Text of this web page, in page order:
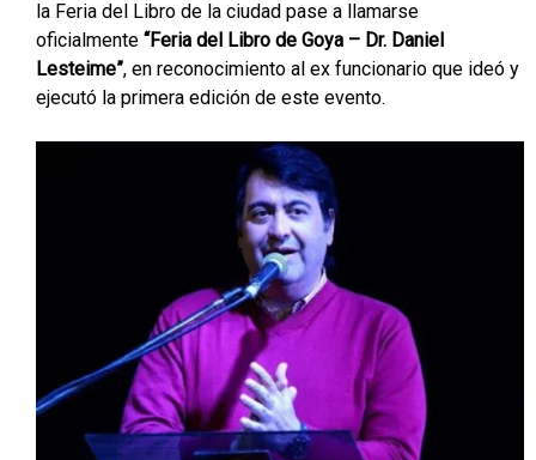
la Feria del Libro de la ciudad pase a llamarse
oficialmente “Feria del Libro de Goya – Dr. Daniel
Lesteime”, en reconocimiento al ex funcionario que ideó y
ejecutó la primera edición de este evento.